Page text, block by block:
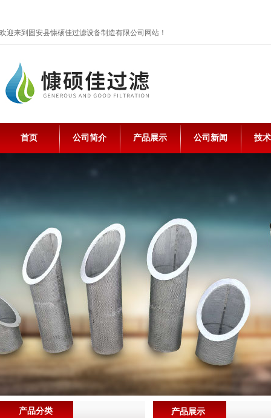
欢迎来到固安县慷硕佳过滤设备制造有限公司网站！
首页 公司简介 产品展示 公司新闻 技
产品展示
产品分类